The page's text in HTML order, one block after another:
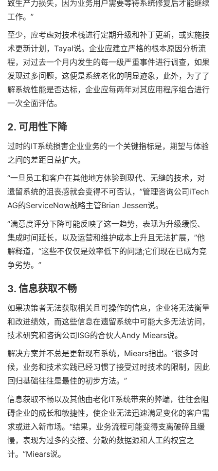
致生产力损失，因为业务用户需要等待系统修复后才能继续
工作。”
至少，应考虑对技术栈进行定期升级和补丁更新，或实施技
术更新计划，Tayal说。企业应建立严格的根本原因分析流
程，对过去一个月内发生的每一级严重事件进行调查，如果
发现过多问题，这便是系统老化的明显迹象，此外，为了了
解系统性能是否达标，企业应每两年对其应用程序组合进行
一次全面评估。
2. 可用性下降
过时的IT系统损害企业业务的一个关键指标是，期望与体验
之间的差距日益扩大。
“一旦员工和客户在其他地方体验到现代、无缝的技术，对
遗留系统的沮丧感就会变得不可否认，”管理咨询公司iTech
AG的ServiceNow战略主管Brian Jessen说。
“满意度评分下降可能反映了这一趋势，表现为升级缓慢、
集成时间延长，以及运营和维护成本上升且无法扩展，”他
解释道，“这些不仅仅是效率低下的问题;它们现在已成为竞
争劣势。”
3. 信息获取不畅
如果决策者无法获取相关且可操作的信息，企业将无法衡量
和改进绩效，而这些信息在遗留系统中可能大多无法访问，
技术研究和咨询公司ISG的合伙人Andy Miears说。
解决方案并不总是更新现有系统，Miears指出。“很多时
候，业务和技术实践已经习惯了接受过时技术的限制，因此
回归基础往往是最佳的初步方法。”
信息获取不畅以及其他由老化IT系统带来的弊端，往往会阻
碍企业的成长和敏捷性，使企业无法迅速满足变化的客户需
求或进入新市场。“结果，业务流程可能变得支离破碎且缓
慢，表现为过多的交接、分散的数据源和人工的权宜之
计。”Miears说。